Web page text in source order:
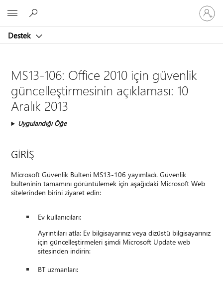
Destek
oturum
açın
MS13-106: Office 2010 için güvenlik
güncelleştirmesinin açıklaması: 10
Aralık 2013
Uygulandığı Öğe
GİRİŞ
Microsoft Güvenlik Bülteni MS13-106 yayımladı. Güvenlik
bülteninin tamamını görüntülemek için aşağıdaki Microsoft Web
sitelerinden birini ziyaret edin:
Ev kullanıcıları:
Ayrıntıları atla: Ev bilgisayarınız veya dizüstü bilgisayarınız
için güncelleştirmeleri şimdi Microsoft Update web
sitesinden indirin:
BT uzmanları: